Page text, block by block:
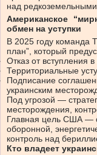
над
Американское
обмен на уступки
В 2025 году команда
план”, который
Отказ от вступления
Территориальные
Подписание
украинским
Под угрозой —
месторождения,
Главная цель США —
оборонной,
контроль над
Кто владеет